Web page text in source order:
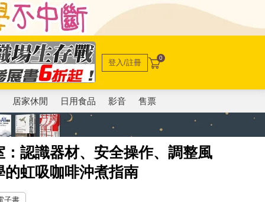
登入/註冊 0
居家休閒 日用食品 影音 售票
認識器材、安全操作、調整風
虹吸咖啡沖煮指南
子書